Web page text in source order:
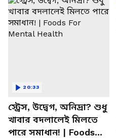
স্ট্রেস, উদ্বেগ, অনিদ্রা? শুধু
খাবার বদলালেই মিলতে
পারে সমাধান! | Foods
20:33